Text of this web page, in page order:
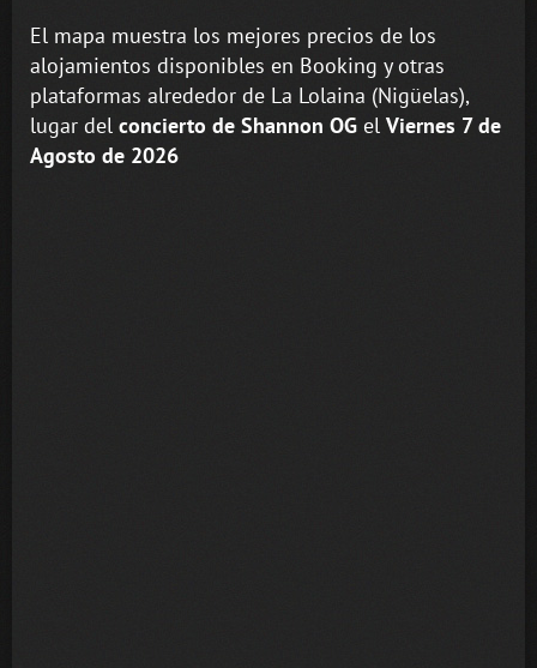
El mapa muestra los mejores precios de los
alojamientos disponibles en Booking y otras
plataformas alrededor de La Lolaina (Nigüelas),
lugar del concierto de Shannon OG el Viernes 7 de
Agosto de 2026